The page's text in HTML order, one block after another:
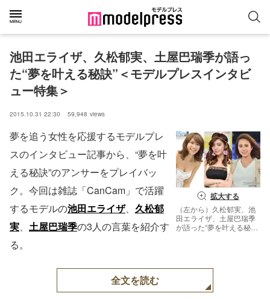
池田エライザ、久松郁実、土屋巴瑞季が語っ
た“夢を叶える秘訣”＜モデルプレスインタビ
ュー特集＞
2015.10.31 22:30 59,948 views
拡大する
（左から）久松郁実、池
田エライザ、土屋巴瑞季
が語った“夢を叶える秘
夢を追う女性を応援するモデルプレ
スのインタビュー記事から、“夢を叶
える秘訣”のアンサーをプレイバッ
ク。今回は雑誌「CanCam」で活躍
するモデルの池田エライザ、 久松郁
実、 土屋巴瑞季の3人の言葉を紹介す
る。
全文を読む